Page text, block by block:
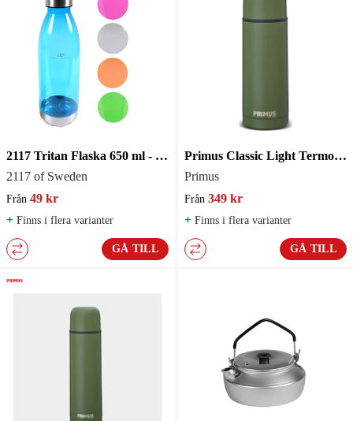
2117 Tritan Flaska 650 ml - flera färger
2117 of Sweden
Från 49 kr
+ Finns i flera varianter
GÅ TILL
Primus Classic Light Termos 0.75L
Primus
Från 349 kr
+ Finns i flera varianter
GÅ TILL